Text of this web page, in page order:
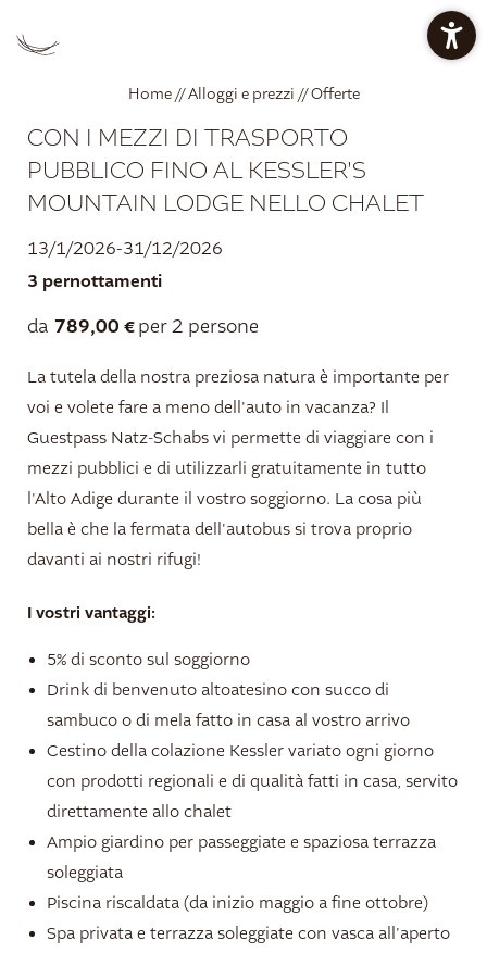
PREZZI APPARTAMENTI
Mountain Lodge
Restaurant ban Kessler
Per famiglie
Rifugio di quiete
Prezzi chalet
Oasi del relax
Programma benessere
Offerte
Buoni
Home //Alloggi e prezzi //Offerte
CON I MEZZI DI TRASPORTO
PUBBLICO FINO AL KESSLER'S
MOUNTAIN LODGE NELLO CHALET
13/1/2026-31/12/2026
3 pernottamenti
da 789,00 €per 2 persone
La tutela della nostra preziosa natura è importante per
voi e volete fare a meno dell'auto in vacanza? Il
Guestpass Natz-Schabs vi permette di viaggiare con i
mezzi pubblici e di utilizzarli gratuitamente in tutto
l'Alto Adige durante il vostro soggiorno. La cosa più
bella è che la fermata dell'autobus si trova proprio
davanti ai nostri rifugi!
I vostri vantaggi:
5% di sconto sul soggiorno
Drink di benvenuto altoatesino con succo di
sambuco o di mela fatto in casa al vostro arrivo
Cestino della colazione Kessler variato ogni giorno
con prodotti regionali e di qualità fatti in casa, servito
direttamente allo chalet
Ampio giardino per passeggiate e spaziosa terrazza
soleggiata
Piscina riscaldata (da inizio maggio a fine ottobre)
Spa privata e terrazza soleggiate con vasca all'aperto